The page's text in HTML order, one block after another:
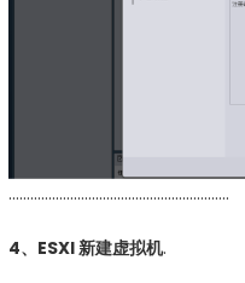
…………………………………………………….
4、ESXI 新建虚拟机.